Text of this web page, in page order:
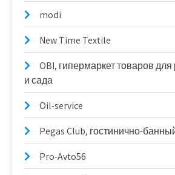
modi
New Time Textile
OBI, гипермаркет товаров
и сада
Oil-service
Pegas Club, гостинично-
Pro-Avto56